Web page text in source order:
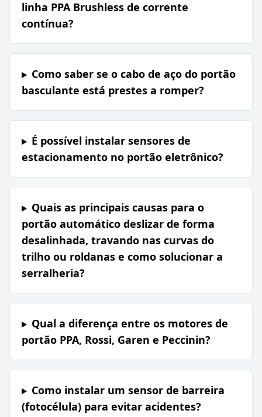
linha PPA Brushless de corrente
contínua?
Como saber se o cabo de aço do portão
basculante está prestes a romper?
É possível instalar sensores de
estacionamento no portão eletrônico?
Quais as principais causas para o
portão automático deslizar de forma
desalinhada, travando nas curvas do
trilho ou roldanas e como solucionar a
serralheria?
Qual a diferença entre os motores de
portão PPA, Rossi, Garen e Peccinin?
Como instalar um sensor de barreira
(fotocélula) para evitar acidentes?